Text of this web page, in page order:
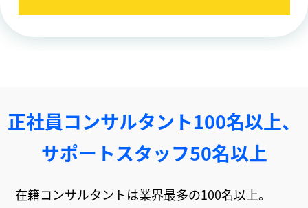
正社員コンサルタント100名以上、
サポートスタッフ50名以上
在籍コンサルタントは業界最多の100名以上。